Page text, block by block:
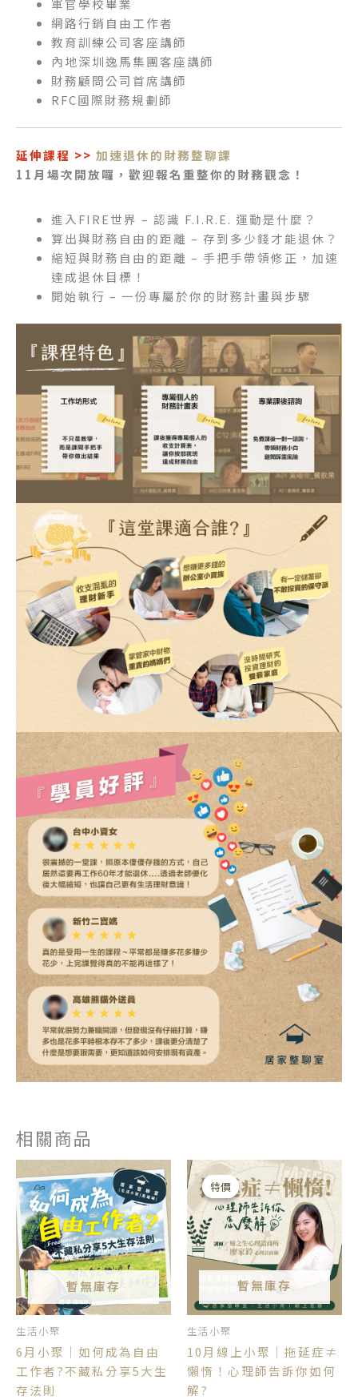
軍官學校畢業
網路行銷自由工作者
教育訓練公司客座講師
內地深圳逸馬集團客座講師
財務顧問公司首席講師
RFC國際財務規劃師
延伸課程 >> 加速退休的財務整聊課
11月場次開放囉，歡迎報名重整你的財務觀念！
進入FIRE世界 – 認識 F.I.R.E. 運動是什麼？
算出與財務自由的距離 – 存到多少錢才能退休？
縮短與財務自由的距離 – 手把手帶領修正，加速
達成退休目標！
開始執行 – 一份專屬於你的財務計畫與步驟
相關商品
暫無庫存
生活小聚
6月小聚｜如何成為自由
工作者?不藏私分享5大生
存法則
價
格
範
圍：
NT$0
到
NT$250
此
產
品
有
多
種
款
式。
產
品
特價
暫無庫存
特價
生活小聚
10月線上小聚｜拖延症≠
懶惰！心理師告訴你如何
解?
價
格
範
圍：
NT$0
到
NT$250
此
產
品
有
多
種
款
式。
產
品